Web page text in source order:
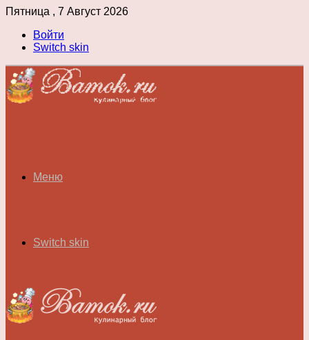
Пятница , 7 Август 2026
Войти
Switch skin
Меню
Switch skin